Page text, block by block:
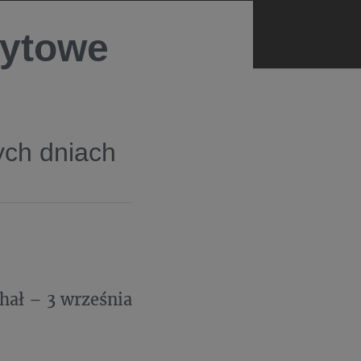
dniach
– 3 września